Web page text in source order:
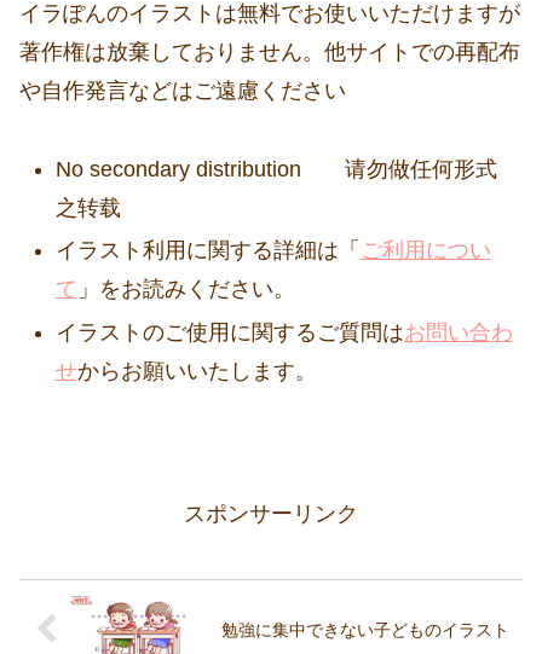
イラぽんのイラストは無料でお使いいただけますが
著作権は放棄しておりません。他サイトでの再配布
や自作発言などはご遠慮ください
No secondary distribution 请勿做任何形式
之转载
イラスト利用に関する詳細は「 ご利用につい
て 」をお読みください。
イラストのご使用に関するご質問はお問い合わ
せからお願いいたします。
スポンサーリンク
勉強に集中できない子どものイラスト